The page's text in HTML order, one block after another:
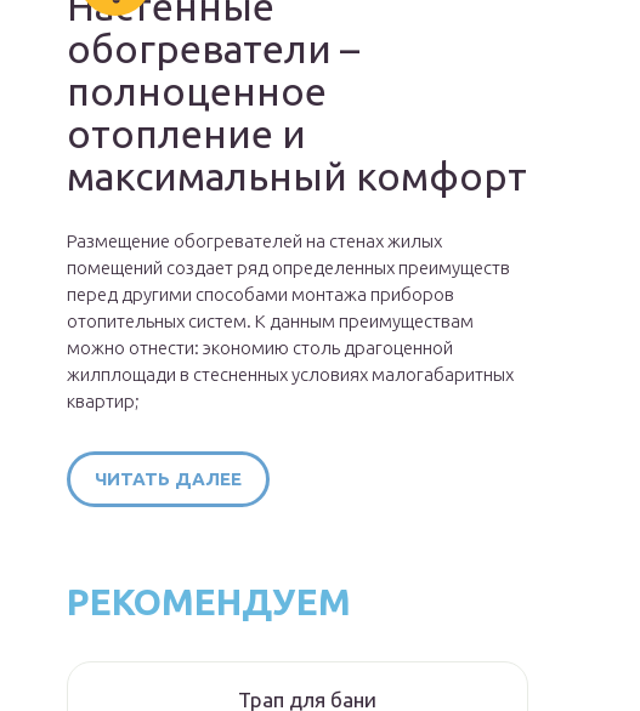
обогреватели –
полноценное
отопление и
максимальный комфорт
Размещение обогревателей на стенах жилых
помещений создает ряд определенных преимуществ
перед другими способами монтажа приборов
отопительных систем. К данным преимуществам
можно отнести: экономию столь драгоценной
жилплощади в стесненных условиях малогабаритных
квартир;
ЧИТАТЬ ДАЛЕЕ
РЕКОМЕНДУЕМ
Трап для бани